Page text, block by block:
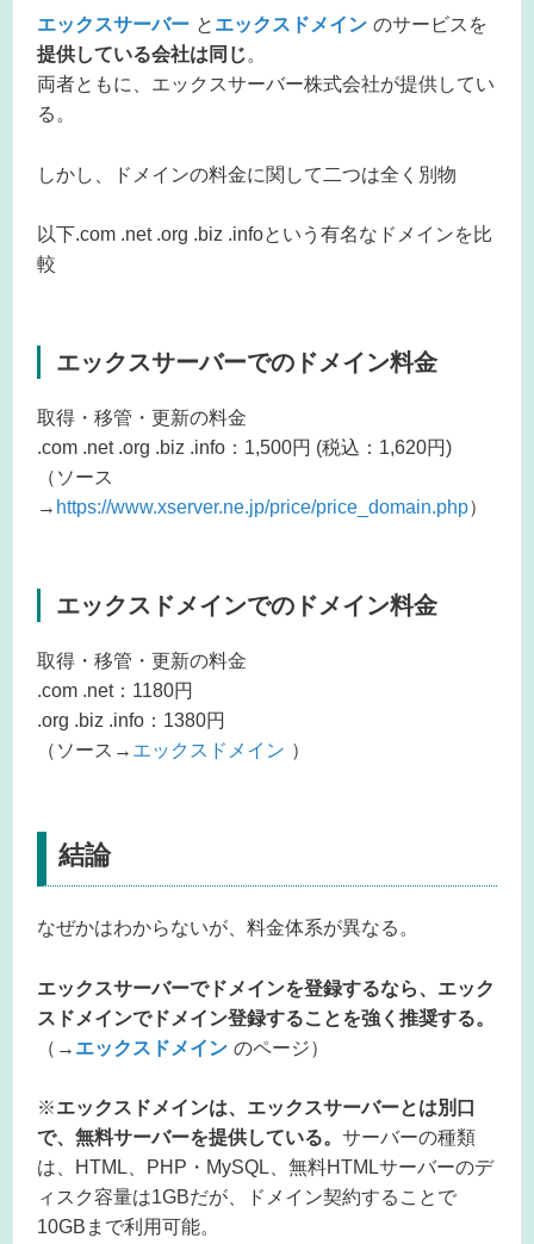
エックスサーバー と エックスドメイン のサービスを
提供している会社は同じ。
両者ともに、エックスサーバー株式会社が提供してい
る。
しかし、ドメインの料金に関して二つは全く別物
以下.com .net .org .biz .infoという有名なドメインを比
較
エックスサーバーでのドメイン料金
取得・移管・更新の料金
.com .net .org .biz .info：1,500円 (税込：1,620円)
（ソース
→ https://www.xserver.ne.jp/price/price_domain.php）
エックスドメインでのドメイン料金
取得・移管・更新の料金
.com .net：1180円
.org .biz .info：1380円
（ソース→ エックスドメイン ）
結論
なぜかはわからないが、料金体系が異なる。
エックスサーバーでドメインを登録するなら、エック
スドメインでドメイン登録することを強く推奨する。
（→ エックスドメイン のページ）
※エックスドメインは、エックスサーバーとは別口
で、無料サーバーを提供している。 サーバーの種類
は、HTML、PHP・MySQL、無料HTMLサーバーのデ
ィスク容量は1GBだが、ドメイン契約することで
10GBまで利用可能。